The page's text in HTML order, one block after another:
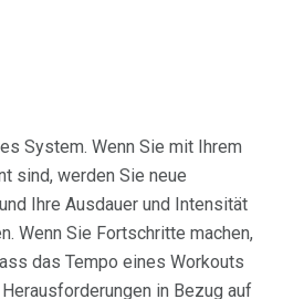
System. Wenn Sie mit Ihrem
sind, werden Sie neue
Ihre Ausdauer und Intensität
Wenn Sie Fortschritte machen,
das Tempo eines Workouts
in Bezug auf